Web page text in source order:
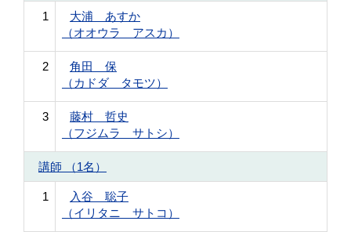
1
大浦 あすか
（オオウラ アスカ）
2
角田 保
（カドダ タモツ）
3
藤村 哲史
（フジムラ サトシ）
講師 （1名）
1
入谷 聡子
（イリタニ サトコ）